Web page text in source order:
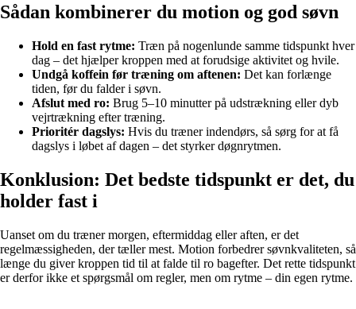
Sådan kombinerer du motion og god søvn
Hold en fast rytme: Træn på nogenlunde samme tidspunkt hver
dag – det hjælper kroppen med at forudsige aktivitet og hvile.
Undgå koffein før træning om aftenen: Det kan forlænge
tiden, før du falder i søvn.
Afslut med ro: Brug 5–10 minutter på udstrækning eller dyb
vejrtrækning efter træning.
Prioritér dagslys: Hvis du træner indendørs, så sørg for at få
dagslys i løbet af dagen – det styrker døgnrytmen.
Konklusion: Det bedste tidspunkt er det, du
holder fast i
Uanset om du træner morgen, eftermiddag eller aften, er det
regelmæssigheden, der tæller mest. Motion forbedrer søvnkvaliteten, så
længe du giver kroppen tid til at falde til ro bagefter. Det rette tidspunkt
er derfor ikke et spørgsmål om regler, men om rytme – din egen rytme.